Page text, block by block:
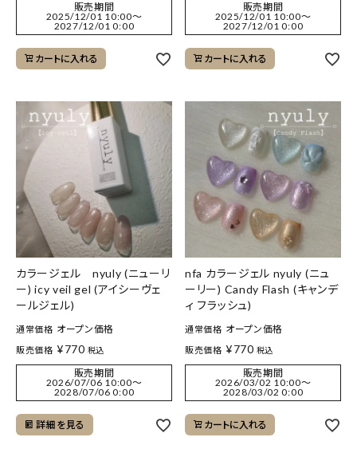
販売期間
2025/12/01 10:00〜
2027/12/01 0:00
カートに入れる
販売期間
2025/12/01 10:00〜
2027/12/01 0:00
カートに入れる
カラージェル nyuly (ニューリ
ー) icy veil gel (アイシーヴェ
ールジェル)
通常価格 オープン価格
販売価格 ¥770 税込
販売期間
2026/07/06 10:00〜
2028/07/06 0:00
詳細を見る
nfa カラージェル nyuly (ニュ
ーリー) Candy Flash (キャンデ
ィ フラッシュ)
通常価格 オープン価格
販売価格 ¥770 税込
販売期間
2026/03/02 10:00〜
2028/03/02 0:00
カートに入れる